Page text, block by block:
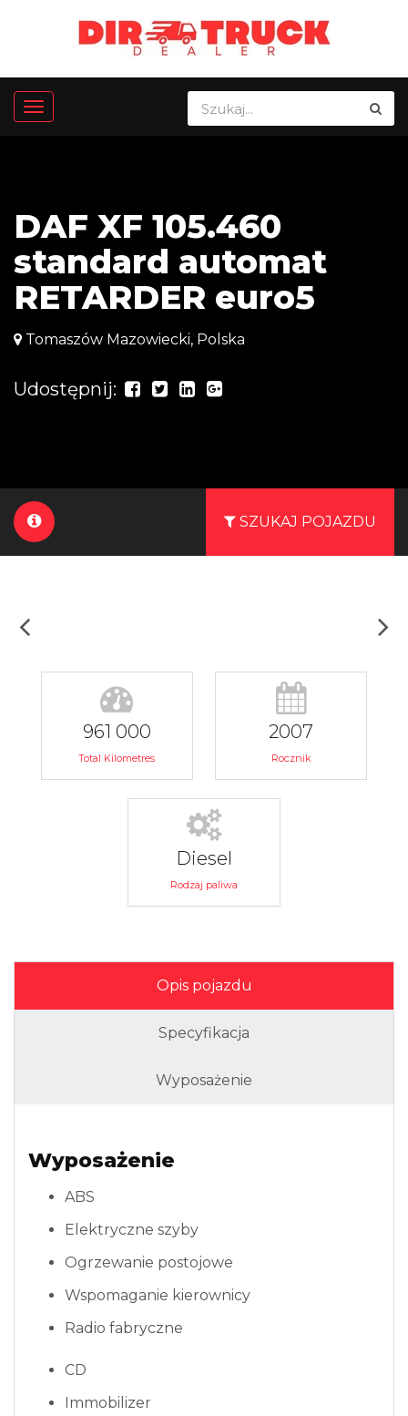
DAF XF 105.460
standard automat
RETARDER euro5
Tomaszów Mazowiecki, Polska
Udostępnij:
SZUKAJ POJAZDU
961 000
Total Kilometres
2007
Rocznik
Diesel
Rodzaj paliwa
Opis pojazdu
Specyfikacja
Wyposażenie
Wyposażenie
ABS
Elektryczne szyby
Ogrzewanie postojowe
Wspomaganie kierownicy
Radio fabryczne
CD
Immobilizer